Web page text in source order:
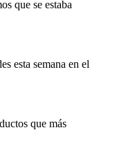
que se estaba
esta semana en el
que más